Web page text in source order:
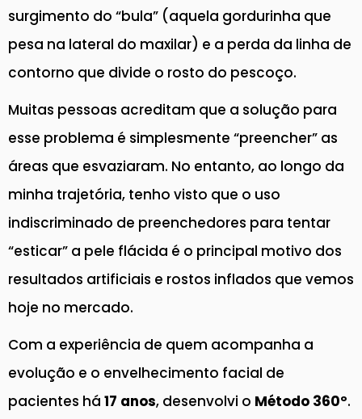
surgimento do “bula” (aquela gordurinha que
pesa na lateral do maxilar) e a perda da linha de
contorno que divide o rosto do pescoço.
Muitas pessoas acreditam que a solução para
esse problema é simplesmente “preencher” as
áreas que esvaziaram. No entanto, ao longo da
minha trajetória, tenho visto que o uso
indiscriminado de preenchedores para tentar
“esticar” a pele flácida é o principal motivo dos
resultados artificiais e rostos inflados que vemos
hoje no mercado.
Com a experiência de quem acompanha a
evolução e o envelhecimento facial de
pacientes há 17 anos, desenvolvi o Método 360º.